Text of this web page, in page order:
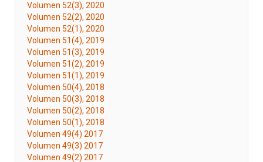
Volumen 52(3), 2020
Volumen 52(2), 2020
Volumen 52(1), 2020
Volumen 51(4), 2019
Volumen 51(3), 2019
Volumen 51(2), 2019
Volumen 51(1), 2019
Volumen 50(4), 2018
Volumen 50(3), 2018
Volumen 50(2), 2018
Volumen 50(1), 2018
Volumen 49(4) 2017
Volumen 49(3) 2017
Volumen 49(2) 2017